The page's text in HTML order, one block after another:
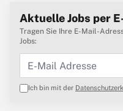
Aktuelle Jobs per
Tragen Sie Ihre E-Mail-
Jobs:
Ich bin mit der